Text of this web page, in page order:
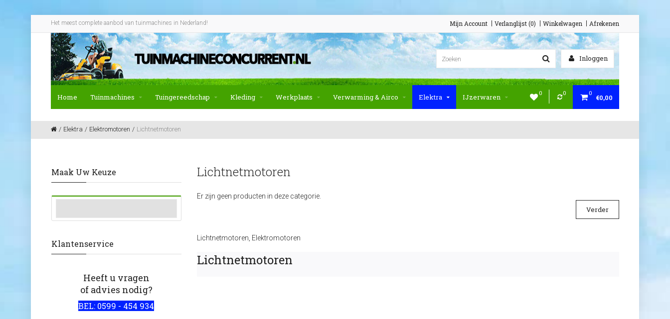
Het meest complete aanbod van tuinmachines in Nederland! Mijn Account Verlanglijst (0) Winkelwagen Afrekenen
Inloggen
0 0 0
€0,00
Home Tuinmachines Tuingereedschap Kleding Werkplaats Verwarming & Airco Elektra IJzerwaren
Elektra Elektromotoren Lichtnetmotoren
Maak Uw Keuze
Klantenservice
Heeft u vragen
of advies nodig?
BEL: 0599 - 454 934
Lichtnetmotoren
Er zijn geen producten in deze categorie.
Verder
Lichtnetmotoren Elektromotoren
Lichtnetmotoren